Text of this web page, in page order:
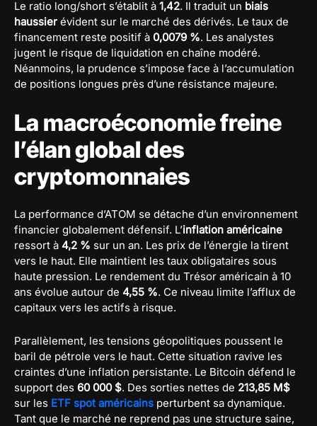
Le ratio long/short s’établit à 1,42. Il traduit un biais
haussier évident sur le marché des dérivés. Le taux de
financement reste positif à 0,0079 %. Les analystes
jugent le risque de liquidation en chaîne modéré.
Néanmoins, la prudence s’impose face à l’accumulation
de positions longues près d’une résistance majeure.
La macroéconomie freine
l’élan global des
cryptomonnaies
La performance d’ATOM se détache d’un environnement
financier globalement défensif. L’inflation américaine
ressort à 4,2 % sur un an. Les prix de l’énergie la tirent
vers le haut. Elle maintient les taux obligataires sous
haute pression. Le rendement du Trésor américain à 10
ans évolue autour de 4,55 %. Ce niveau limite l’afflux de
capitaux vers les actifs à risque.
Parallèlement, les tensions géopolitiques poussent le
baril de pétrole vers le haut. Cette situation ravive les
craintes d’une inflation persistante. Le Bitcoin défend le
support des 60 000 $. Des sorties nettes de 213,85 M$
sur les ETF spot américains perturbent sa dynamique.
Tant que le marché ne reprend pas une structure saine,